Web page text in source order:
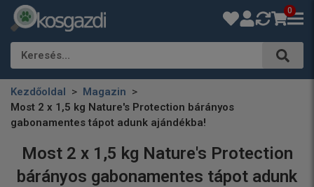
0
Keresés…
Kezdőoldal
Magazin
Most 2 x 1,5 kg Nature's Protection bárányos
gabonamentes tápot adunk ajándékba!
Most 2 x 1,5 kg Nature's Protection
bárányos gabonamentes tápot adunk